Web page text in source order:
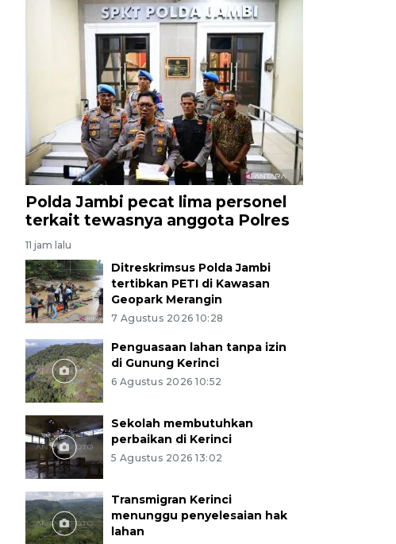
Polda Jambi pecat lima personel
terkait tewasnya anggota Polres
11 jam lalu
Ditreskrimsus Polda Jambi
tertibkan PETI di Kawasan
Geopark Merangin
7 Agustus 2026 10:28
Penguasaan lahan tanpa izin
di Gunung Kerinci
6 Agustus 2026 10:52
Sekolah membutuhkan
perbaikan di Kerinci
5 Agustus 2026 13:02
Transmigran Kerinci
menunggu penyelesaian hak
lahan